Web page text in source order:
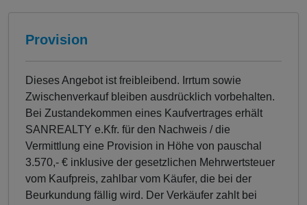
Provision
Dieses Angebot ist freibleibend. Irrtum sowie
Zwischenverkauf bleiben ausdrücklich vorbehalten.
Bei Zustandekommen eines Kaufvertrages erhält
SANREALTY e.Kfr. für den Nachweis / die
Vermittlung eine Provision in Höhe von pauschal
3.570,- € inklusive der gesetzlichen Mehrwertsteuer
vom Kaufpreis, zahlbar vom Käufer, die bei der
Beurkundung fällig wird. Der Verkäufer zahlt bei